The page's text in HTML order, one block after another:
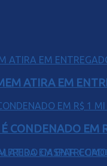
ATIRA EM
CONDENADO EM